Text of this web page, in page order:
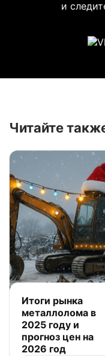
и
Читайте
Итоги рынка
металлолома в
2025 году и
прогноз цен на
2026 год